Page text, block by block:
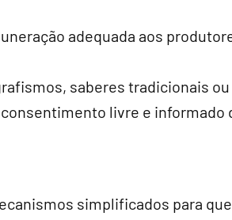
adequada aos
saberes tradicionais
livre e informado
simplificados para